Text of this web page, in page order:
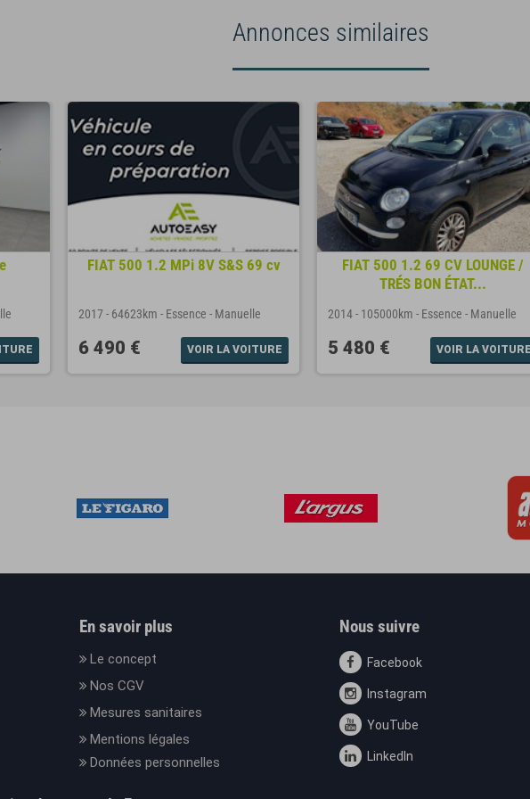
Annonces similaires
FIAT 500 1.2 MPi 8V S&S 69 cv
2017- 64623km - Essence - Manuelle
6 490 € VOIR LA VOITURE
FIAT 500 1.2 69 CV LOUNGE /
TRÉS BON ÉTAT...
2014- 105000km - Essence - Manuelle
5 480 € VOIR LA VOITURE
En savoir plus
Le concept
Nos CGV
Mesures sanitaires
Mentions légales
Données personnelles
Nous suivre
Facebook
Instagram
YouTube
LinkedIn